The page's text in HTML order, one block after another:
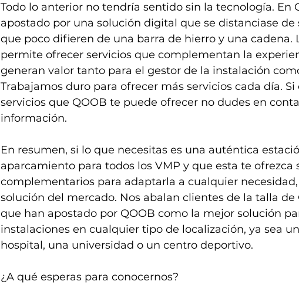
Todo lo anterior no tendría sentido sin la tecnología. En
apostado por una solución digital que se distanciase de
que poco difieren de una barra de hierro y una cadena.
permite ofrecer servicios que complementan la
generan valor tanto para el gestor de la instalación
Trabajamos duro para ofrecer más servicios cada día.
servicios que QOOB te puede ofrecer no dudes en
información.
En resumen, si lo que necesitas es una auténtica
aparcamiento para todos los VMP y que esta te ofrezca
complementarios para adaptarla a cualquier
solución del mercado. Nos abalan clientes de la talla de
que han apostado por QOOB como la mejor solución
instalaciones en cualquier tipo de localización, ya sea
hospital, una universidad o un centro deportivo.
¿A qué esperas para conocernos?